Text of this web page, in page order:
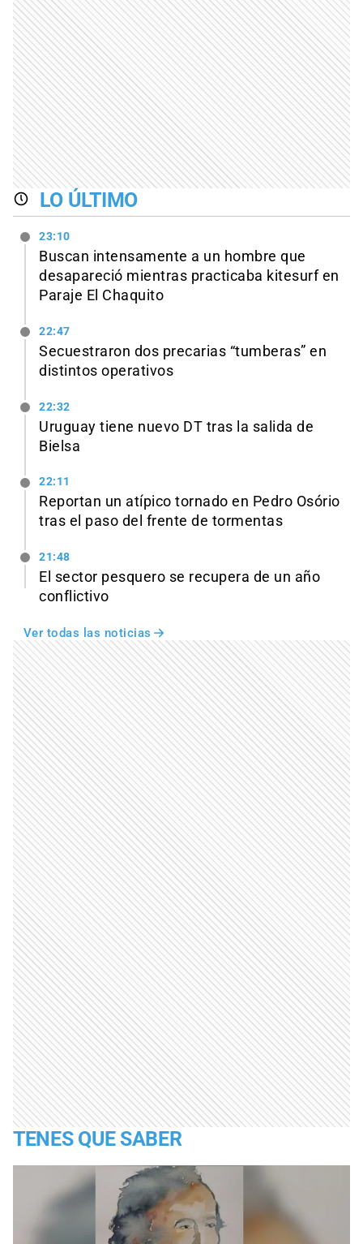
LO ÚLTIMO
23:10
Buscan intensamente a un hombre que
desapareció mientras practicaba kitesurf en
Paraje El Chaquito
22:47
Secuestraron dos precarias “tumberas” en
distintos operativos
22:32
Uruguay tiene nuevo DT tras la salida de
Bielsa
22:11
Reportan un atípico tornado en Pedro Osório
tras el paso del frente de tormentas
21:48
El sector pesquero se recupera de un año
conflictivo
Ver todas las noticias
TENES QUE SABER